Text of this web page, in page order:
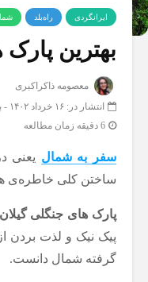
ایرانگردی راه‌بلد
بهترین
معصومه ذاکراکبری
انتشار در: ۱۶ خرداد ۱۴۰۲
-
6 دقیقه زمان مطالعه
سفر به شمال یعنی
ساختن کلی خاطره‌ی
پارک های جنگلی گیلان
پیک نیک و لذت بردن
گرفته شمال دانست.